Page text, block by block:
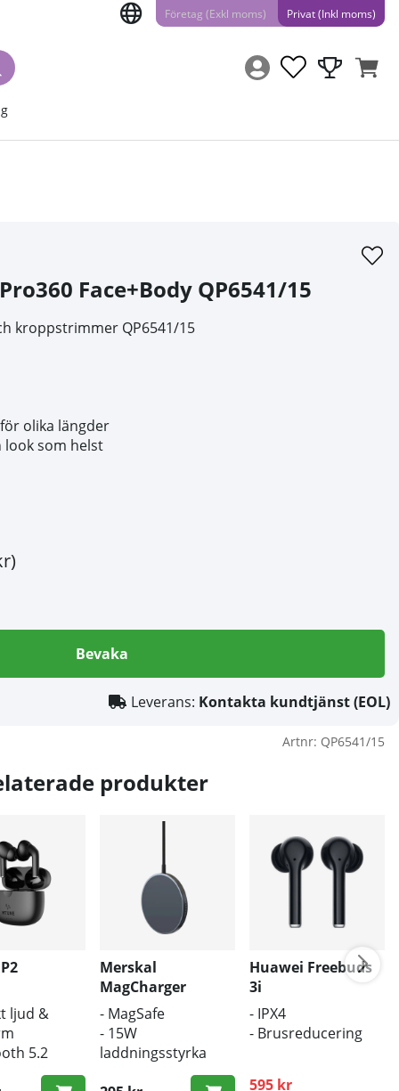
Företag (Exkl moms) Privat (Inkl moms)
Face+Body QP6541/15
kroppstrimmer QP6541/15
olika längder
look som helst
Bevaka
Leverans: Kontakta kundtjänst (EOL)
Artnr: QP6541/15
produkter
ljud &
5.2
laddning
Merskal
MagCharger
- MagSafe
- 15W
laddningsstyrka
- Trådlös laddare
Huawei Freebuds
3i
- IPX4
- Brusreducering
595 kr